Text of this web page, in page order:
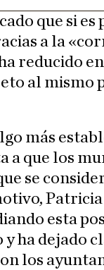
que si es
a la
reducido
al mismo
más
a que los
se
esta
ha dejado
los